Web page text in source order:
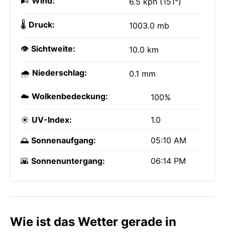
🌡️ Druck: 1003.0 mb
👁️ Sichtweite: 10.0 km
🌧️ Niederschlag: 0.1 mm
☁️ Wolkenbedeckung: 100%
☀️ UV-Index: 1.0
🌅 Sonnenaufgang: 05:10 AM
🌇 Sonnenuntergang: 06:14 PM
Wie ist das Wetter gerade in